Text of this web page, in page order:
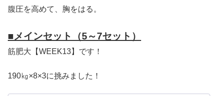
腹圧を高めて、胸をはる。
■メインセット（5～7セット）
筋肥大【WEEK13】です！
190㎏×8×3に挑みました！